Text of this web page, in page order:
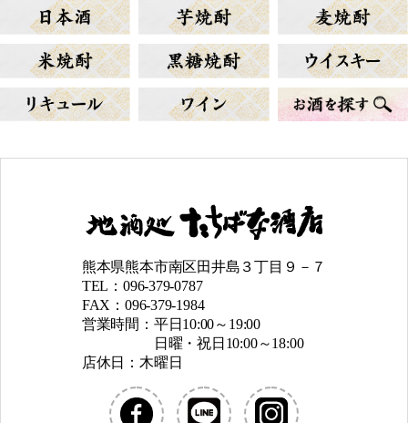
熊本県熊本市南区田井島３丁目９－７
TEL：096-379-0787
FAX：096-379-1984
営業時間：平日10:00～19:00
日曜・祝日10:00～18:00
店休日：木曜日